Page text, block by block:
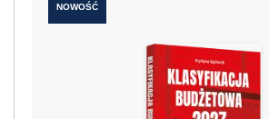
NOWOŚĆ